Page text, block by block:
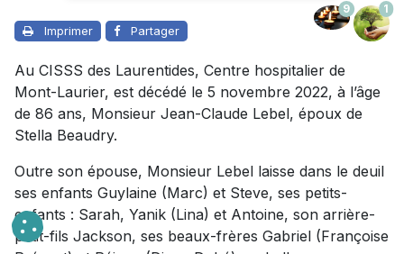
Imprimer Partager
9 1
Au CISSS des Laurentides, Centre hospitalier de
Mont-Laurier, est décédé le 5 novembre 2022, à l’âge
de 86 ans, Monsieur Jean-Claude Lebel, époux de
Stella Beaudry.
Outre son épouse, Monsieur Lebel laisse dans le deuil
ses enfants Guylaine (Marc) et Steve, ses petits-
enfants : Sarah, Yanik (Lina) et Antoine, son arrière-
petit-fils Jackson, ses beaux-frères Gabriel (Françoise